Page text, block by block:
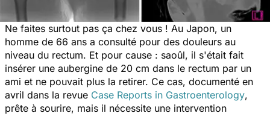
Ne faites surtout pas ça chez vous ! Au Japon, un
homme de 66 ans a consulté pour des douleurs au
niveau du rectum. Et pour cause : saoûl, il s'était fait
insérer une aubergine de 20 cm dans le rectum par un
ami et ne pouvait plus la retirer. Ce cas, documenté en
avril dans la revue Case Reports in Gastroenterology,
prête à sourire, mais il nécessite une intervention